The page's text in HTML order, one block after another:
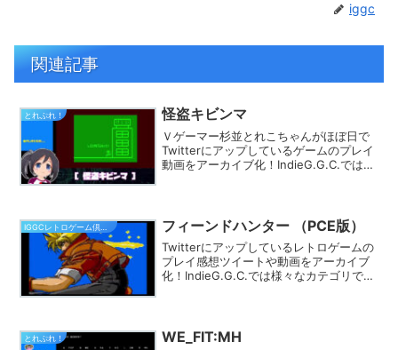
iggc
関連記事
とれぷれ！ 怪盗キビンマ
Ｖゲーマー杉並とれこちゃんがほぼ日で
Twitterにアップしているゲームのプレイ
動画をアーカイブ化！IndieG.G.C.では
フィーンドハンター （PCE版）
Twitterにアップしているレトロゲームの
プレイ感想ツイートや動画をアーカイブ
化！IndieG.G.C.では様々なカテゴリでプ
とれぷれ！ WE_FIT:MH